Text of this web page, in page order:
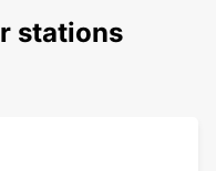
stations